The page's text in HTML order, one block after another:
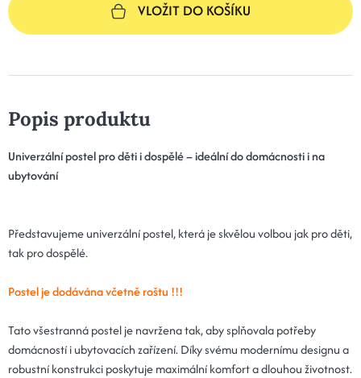
VLOŽIT DO KOŠÍKU
Popis produktu
Univerzální postel pro děti i dospělé – ideální do domácnosti i na
ubytování
Představujeme univerzální postel, která je skvělou volbou jak pro děti,
tak pro dospělé.
Postel je dodávána včetně roštu !!!
Tato všestranná postel je navržena tak, aby splňovala potřeby
domácností i ubytovacích zařízení. Díky svému modernímu designu a
robustní konstrukci poskytuje maximální komfort a dlouhou životnost.